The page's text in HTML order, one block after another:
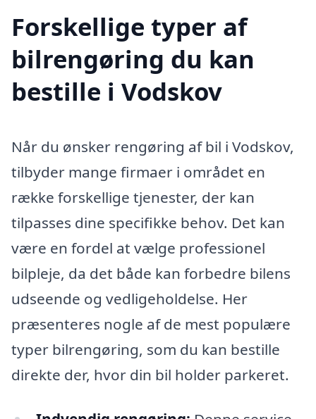
Forskellige typer af
bilrengøring du kan
bestille i Vodskov
Når du ønsker rengøring af bil i Vodskov,
tilbyder mange firmaer i området en
række forskellige tjenester, der kan
tilpasses dine specifikke behov. Det kan
være en fordel at vælge professionel
bilpleje, da det både kan forbedre bilens
udseende og vedligeholdelse. Her
præsenteres nogle af de mest populære
typer bilrengøring, som du kan bestille
direkte der, hvor din bil holder parkeret.